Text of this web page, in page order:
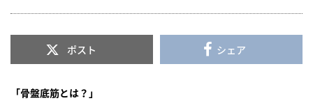
ポスト シェア
「骨盤底筋とは？」